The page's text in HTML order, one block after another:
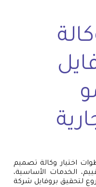
اختيار وكالة تصميم
الخدمات الأساسية،
لتحقيق بروفايل شركة